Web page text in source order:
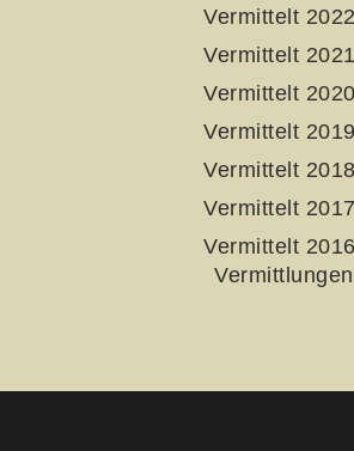
Vermittelt 2022
Vermittelt 2021
Vermittelt 2020
Vermittelt 2019
Vermittelt 2018
Vermittelt 2017
Vermittelt 2016